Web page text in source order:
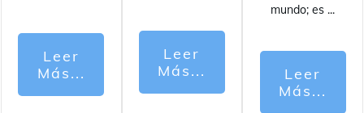
Leer
Más...
Leer
Más...
mundo; es ...
Leer
Más...